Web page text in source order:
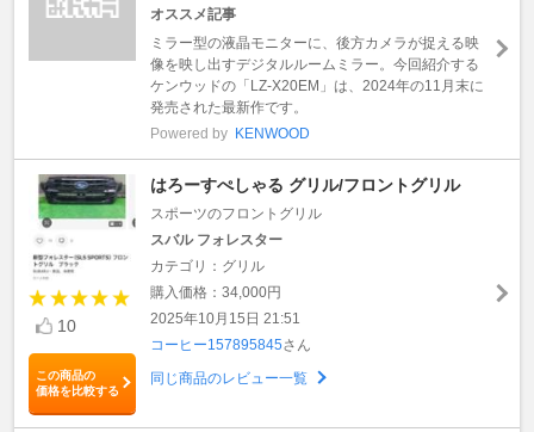
オススメ記事
ミラー型の液晶モニターに、後方カメラが捉える映
像を映し出すデジタルルームミラー。今回紹介する
ケンウッドの「LZ-X20EM」は、2024年の11月末に
発売された最新作です。
Powered by KENWOOD
10
この商品の
価格を比較する
はろーすぺしゃる グリル/フロントグリル
スポーツのフロントグリル
スバル フォレスター
カテゴリ：グリル
購入価格：34,000円
2025年10月15日 21:51
コーヒー157895845さん
同じ商品のレビュー一覧